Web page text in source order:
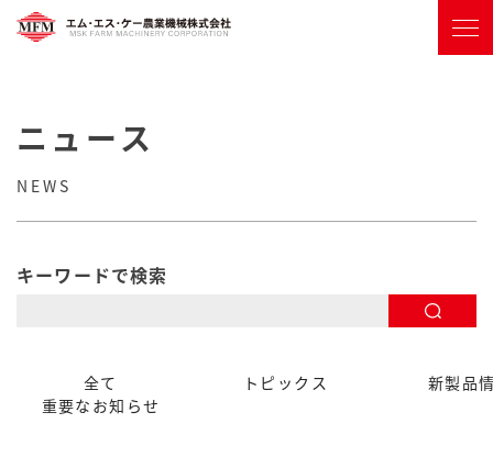
ニュース
NEWS
キーワードで検索
全て トピックス
新製品
重要なお知らせ